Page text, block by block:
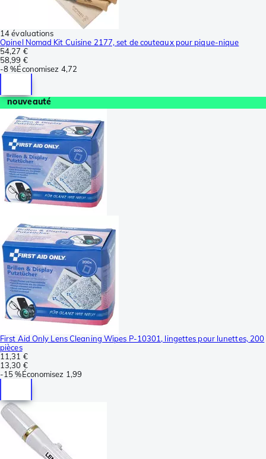
14 évaluations
Opinel Nomad Kit Cuisine 2177, set de couteaux pour pique-nique
54,27 €
58,99 €
-8 %Économisez 4,72
nouveauté
First Aid Only Lens Cleaning Wipes P-10301, lingettes pour lunettes, 200
pièces
11,31 €
13,30 €
-15 %Économisez 1,99